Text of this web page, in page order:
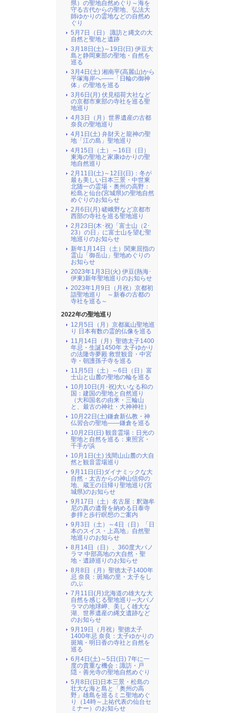
県）の聖地自然めぐり～海を
守る古代からの聖地、弘法大
師ゆかりの霊地などの自然め
ぐり
5月7日（日） 諏訪と縄文の大
自然と聖地と遺跡
3月18日(土)～19日(日) 伊豆大
島と静岡東部の聖地・自然を
巡る
3月4日(土) 湘南平(高麗山)から
平塚海岸へ――「日輪の御神
体」の聖地を巡る
3月6日(月) 伏見稲荷大社など
の京都市東部の寺社を巡る聖
地巡り
4月3日（月）世界遺産の古都
奈良の聖地巡り
4月1日(土) 弁財天と龍神の聖
地「江の島」聖地巡り
4月15日（土）～16日（日）
東海の聖地と家康ゆかりの聖
地自然巡り
2月11日(土)～12日(日)：冬が
最も美しい日本三景・中世東
北随一の霊場・奥州の高野：
松島と仙台(宮城県)の聖地自然
めぐりのお知らせ
2月6日(月) 嵯峨野など京都市
西部の寺社を巡る聖地巡り
2月23日(木･祝)「富士山（2･
23）の日」に富士山を望む聖
地巡りのお知らせ
新年1月14日（土）関東屈指の
霊山「御岳山」聖地めぐりの
お知らせ
2023年1月3日(火) 伊豆(熱海･
伊東)新年聖地巡りのお知らせ
2023年1月9日（月祝）京都初
詣聖地巡り ～新春の古都の
寺社を巡る～
2022年の聖地巡り
12月5日（月）京都嵐山聖地巡
り 日本有数の霊的仏像を巡る
11月14日（月）聖徳太子1400
年忌・生誕1450年 太子ゆかり
の法隆寺夢殿 救世観音・中宮
寺・朝護孫子寺を巡る
11月5日（土）～6日（日）富
士山と山麓の聖地の輪を巡る
10月10日(月･祝)大いなる和の
国：建国の聖地と自然巡り
（大和国名の由来・三輪山
と、最古の神社・大神神社）
10月22日(土)鎌倉新仏教・神
仏習合の聖地――鎌倉を巡る
10月2日(日) 観音霊場：日光の
聖地と自然を巡る：東照宮・
千手が浜
10月1日(土) 浅間山山麓の大自
然と観音霊場巡り
9月11日(日)ダイナミックな大
自然・太古からの神山信仰の
地、蔵王の日帰り聖地巡り(宮
城県)のお知らせ
9月17日（土）名古屋：釈迦牟
尼の真の遺骨を納める日泰寺
参拝と歩行瞑想のご案内
9月3日（土）～4日（日）「日
本のスイス・上高地」自然聖
地巡りのお知らせ
8月14日（日）、360度大パノ
ラマ 中部高地の大自然・聖
地・遺跡巡りのお知らせ
8月8日（月）聖徳太子1400年
忌 奈良：斑鳩の里・太子をし
のぶ
7月11日(月)北海道の雄大な大
自然を感じる聖地巡り─大パノ
ラマの地球岬、美しく雄大な
湖、世界遺産の縄文遺跡など
のお知らせ
9月19日（月祝）聖徳太子
1400年忌 奈良：太子ゆかりの
斑鳩・明日香の寺社と自然を
巡る
6月4日(土)～5日(日) 7年に一
度の貴重な機会：諏訪・戸
隠・善光寺の聖地自然めぐり
5月8日(日)日本三景・松島の
壮大な海と島と「奥州の高
野」雄島を巡るミニ聖地めぐ
り（14時～上祐代表の仙台セ
ミナー）のお知らせ